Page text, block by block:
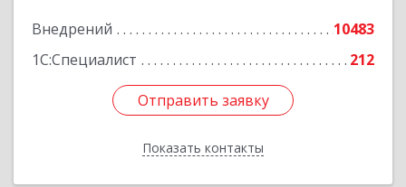
Внедрений
10483
1С:Специалист
212
Отправить заявку
Показать контакты
Отправить заявку
Назад